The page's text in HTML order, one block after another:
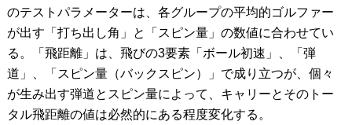
のテストパラメーターは、各グループの平均的ゴルファー
が出す「打ち出し角」と「スピン量」の数値に合わせてい
る。「飛距離」は、飛びの3要素「ボール初速」、「弾
道」、「スピン量（バックスピン）」で成り立つが、個々
が生み出す弾道とスピン量によって、キャリーとそのトー
タル飛距離の値は必然的にある程度変化する。